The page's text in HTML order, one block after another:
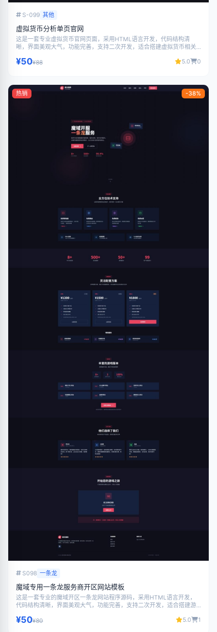
S-099 其他
虚拟货币分析单页官网
这是一套专业虚拟货币官网页面，采用HTML语言开发，代码结构清
晰，界面美观大气，功能完善，支持二次开发，适合搭建虚拟货币相关
¥50¥88 5.0 0
热销 -38%
S098 一条龙
魔域专用一条龙服务商开区网站模板
这是一套专业的魔域开区一条龙网站程序源码，采用HTML语言开发，
代码结构清晰，界面美观大气，功能完善，支持二次开发，适合搭建游
¥50¥80 5.0 1